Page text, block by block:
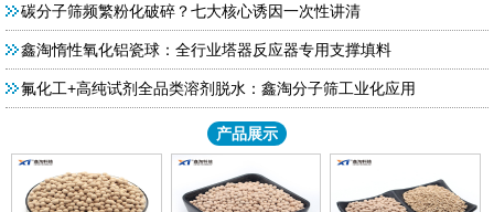
碳分子筛频繁粉化破碎？七大核心诱因一次性讲清
鑫淘惰性氧化铝瓷球：全行业塔器反应器专用支撑填料
氟化工+高纯试剂全品类溶剂脱水：鑫淘分子筛工业化应用
产品展示